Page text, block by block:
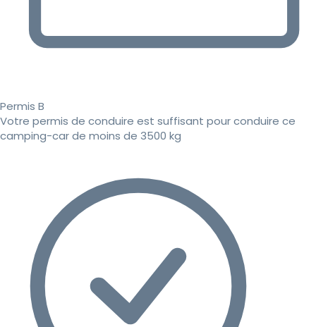
Permis B
Votre permis de conduire est suffisant pour conduire ce
camping-car de moins de 3500 kg